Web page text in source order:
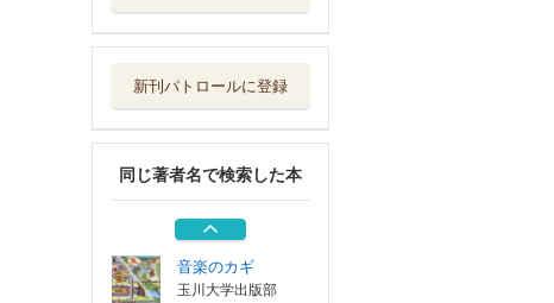
新刊パトロールに登録
同じ著者名で検索した本
伝承おりがみ 親
子であそぶおり...
本のれきし５００
福音館書店
あやとりいととり
１・２・３ 親...
福音館書店
音楽のカギ
玉川大学出版部